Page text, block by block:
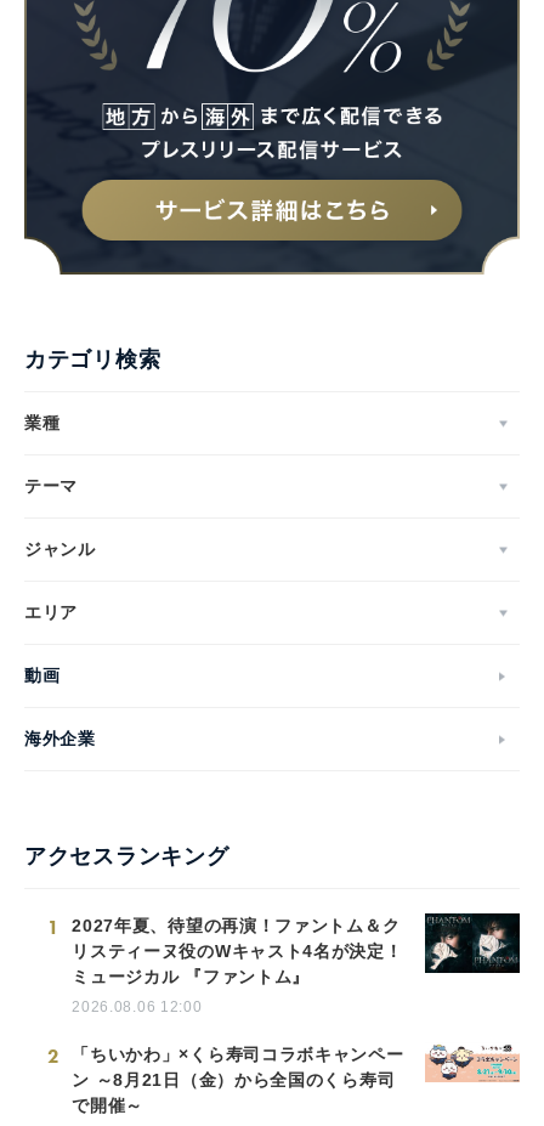
カテゴリ検索
業種
テーマ
ジャンル
エリア
動画
海外企業
アクセスランキング
1
2027年夏、待望の再演！ファントム＆ク
リスティーヌ役のWキャスト4名が決定！
ミュージカル 『ファントム』
2026.08.06 12:00
2
「ちいかわ」×くら寿司コラボキャンペー
ン ～8月21日（金）から全国のくら寿司
で開催～